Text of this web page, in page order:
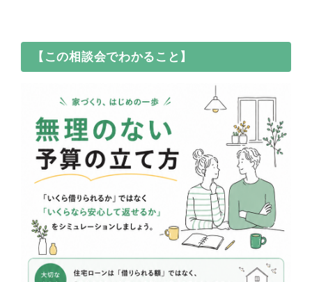
【この相談会でわかること】